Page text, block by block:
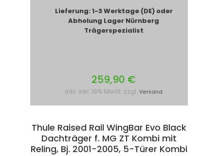
Lieferung: 1-3 Werktage (DE) oder
Abholung Lager Nürnberg
Trägerspezialist
259,90 €
inkl. inkl. 19% MwSt. zzgl. Versand
Thule Raised Rail WingBar Evo Black
Dachträger f. MG ZT Kombi mit
Reling, Bj. 2001-2005, 5-Türer Kombi